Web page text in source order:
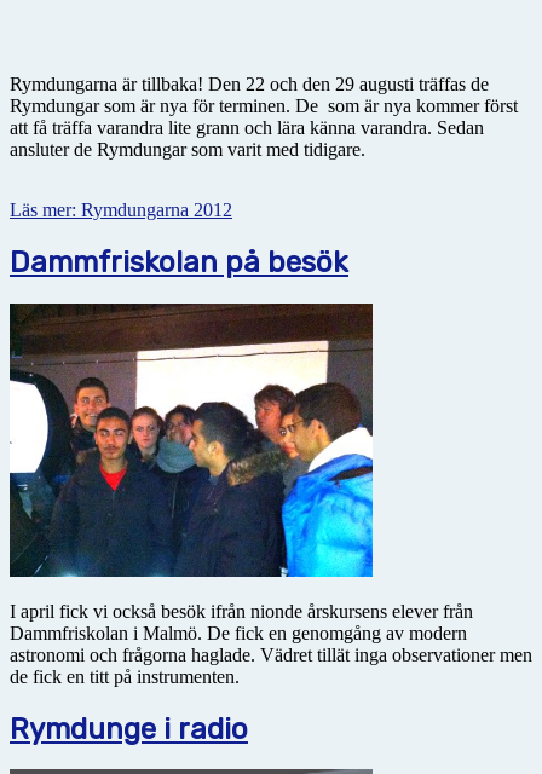
Rymdungarna är tillbaka! Den 22 och den 29 augusti träffas de
Rymdungar som är nya för terminen. De som är nya kommer först
att få träffa varandra lite grann och lära känna varandra. Sedan
ansluter de Rymdungar som varit med tidigare.
Läs mer: Rymdungarna 2012
Dammfriskolan på besök
I april fick vi också besök ifrån nionde årskursens elever från
Dammfriskolan i Malmö. De fick en genomgång av modern
astronomi och frågorna haglade. Vädret tillät inga observationer men
de fick en titt på instrumenten.
Rymdunge i radio